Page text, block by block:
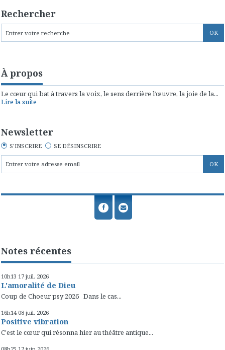
Rechercher
À propos
Le cœur qui bat à travers la voix, le sens derrière l’œuvre, la joie de la...
Lire la suite
Newsletter
S'INSCRIRE SE DÉSINSCRIRE
Notes récentes
10h13 17 juil. 2026
L'amoralité de Dieu
Coup de Choeur psy 2026 Dans le cas...
16h14 08 juil. 2026
Positive vibration
C'est le cœur qui résonna hier au théâtre antique...